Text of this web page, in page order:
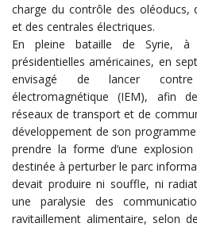
charge du contrôle des oléoducs,
et des centrales électriques.
En pleine bataille de Syrie,
présidentielles américaines, en
envisagé de lancer
électromagnétique (IEM), afin
réseaux de transport et de
développement de son
prendre la forme d’une
destinée à perturber le parc
devait produire ni souffle, ni
une paralysie des
ravitaillement alimentaire, selon